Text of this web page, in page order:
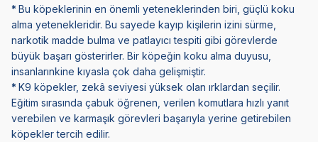
* Bu köpeklerinin en önemli yeteneklerinden biri, güçlü koku
alma yetenekleridir. Bu sayede kayıp kişilerin izini sürme,
narkotik madde bulma ve patlayıcı tespiti gibi görevlerde
büyük başarı gösterirler. Bir köpeğin koku alma duyusu,
insanlarınkine kıyasla çok daha gelişmiştir.
* K9 köpekler, zekâ seviyesi yüksek olan ırklardan seçilir.
Eğitim sırasında çabuk öğrenen, verilen komutlara hızlı yanıt
verebilen ve karmaşık görevleri başarıyla yerine getirebilen
köpekler tercih edilir.